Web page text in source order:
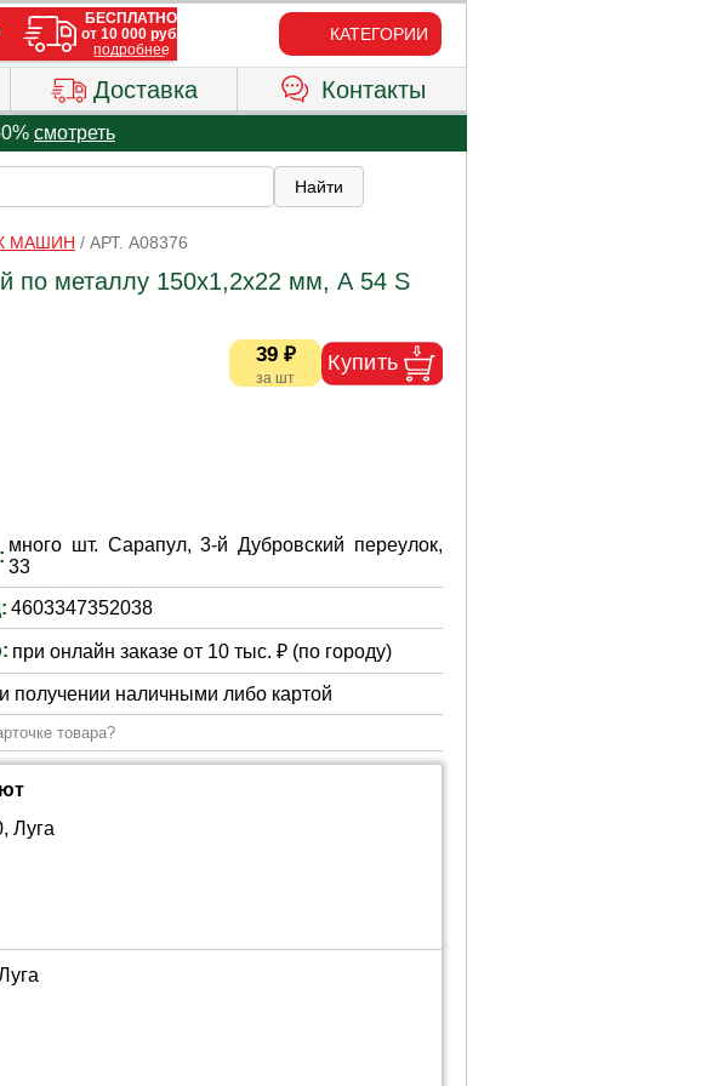
КАТЕГОРИИ
Доставка Контакты
смотреть
МАШИН / АРТ. A08376
по металлу 150х1,2х22 мм, А 54 S
39 ₽
много шт. Сарапул, 3-й Дубровский переулок,
33
4603347352038
при онлайн заказе от 10 тыс. ₽ (по городу)
получении наличными либо картой
товара?
Луга